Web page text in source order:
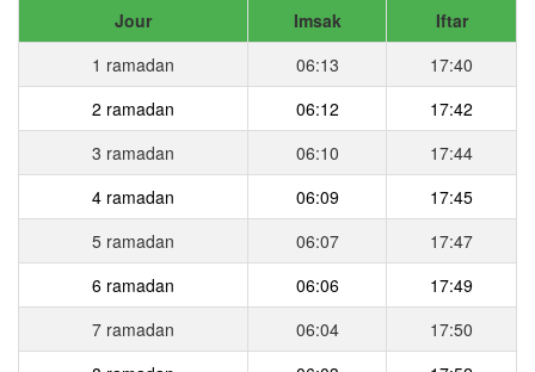
Jour Imsak
Iftar
1 ramadan
06:13
17:40
2 ramadan
06:12
17:42
3 ramadan
06:10
17:44
4 ramadan
06:09
17:45
5 ramadan
06:07
17:47
6 ramadan
06:06
17:49
7 ramadan
06:04
17:50